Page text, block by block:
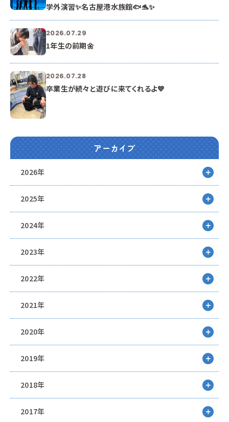
学外演習✨名古屋港水族館🐟🐬✨
2026.07.29
1年生の前期🌼
2026.07.28
卒業生が続々と遊びに来てくれるよ💙
アーカイブ
2026年
2025年
2024年
2023年
2022年
2021年
2020年
2019年
2018年
2017年